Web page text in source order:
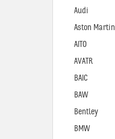
Audi
Aston Martin
AITO
AVATR
BAIC
BAW
Bentley
BMW